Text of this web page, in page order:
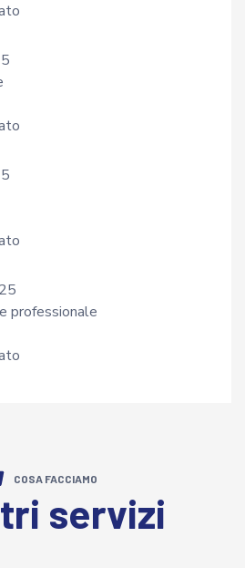
professionale
COSA FACCIAMO
servizi